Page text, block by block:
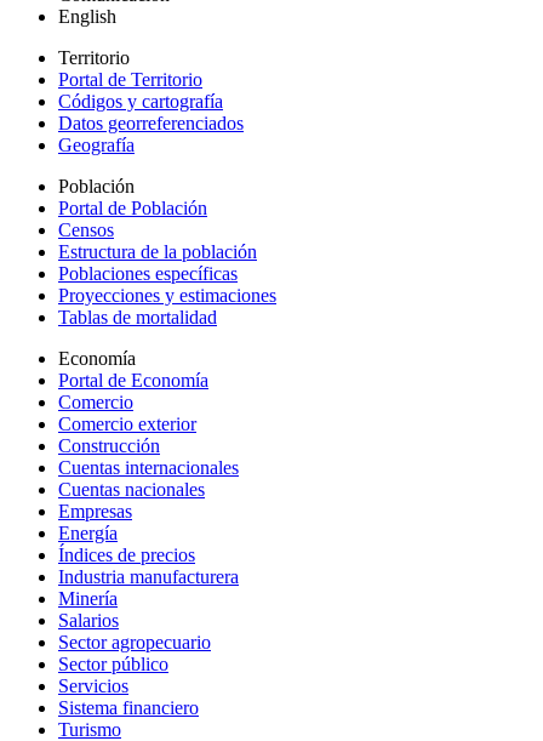
English
Territorio
Portal de Territorio
Códigos y cartografía
Datos georreferenciados
Geografía
Población
Portal de Población
Censos
Estructura de la población
Poblaciones específicas
Proyecciones y estimaciones
Tablas de mortalidad
Economía
Portal de Economía
Comercio
Comercio exterior
Construcción
Cuentas internacionales
Cuentas nacionales
Empresas
Energía
Índices de precios
Industria manufacturera
Minería
Salarios
Sector agropecuario
Sector público
Servicios
Sistema financiero
Turismo